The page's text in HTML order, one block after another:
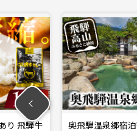
り 飛騨牛
奥飛騨温泉郷宿